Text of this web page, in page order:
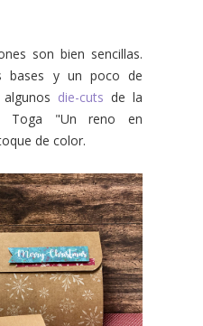
son bien sencillas.
bases y un poco de
die-cuts de la
Toga "Un reno en
de color.